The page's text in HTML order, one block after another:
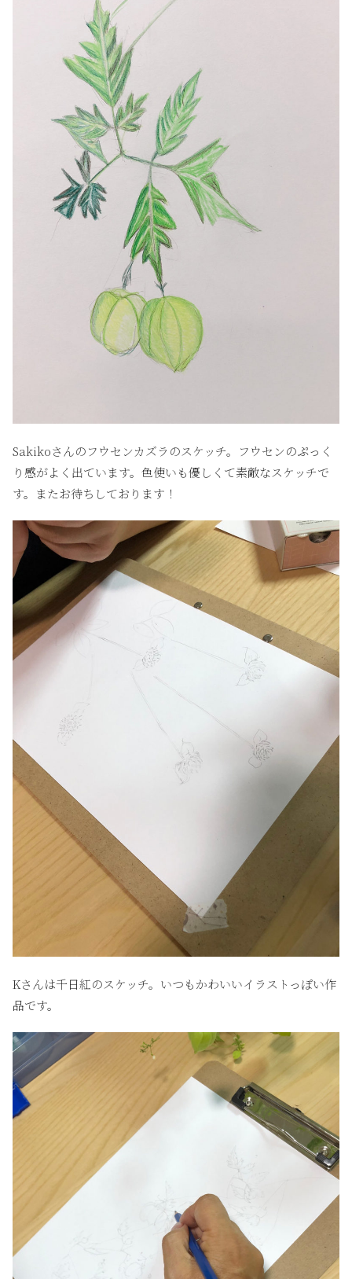
Sakikoさんのフウセンカズラのスケッチ。フウセンのぷっく
り感がよく出ています。色使いも優しくて素敵なスケッチで
す。またお待ちしております！
Kさんは千日紅のスケッチ。いつもかわいいイラストっぽい作
品です。